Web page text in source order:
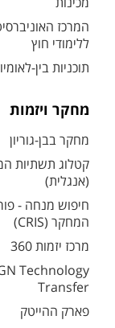
המרכז
ללימודי חוץ
תוכניות בין-
מחקר ויזמות
מחקר בבן-גוריון
קטלוג תשתיות
(אנגלית)
חיפוש מנחה -
המחקר (CRIS)
מרכז יזמות 360
Technology
Transfer
פארק ההייטק